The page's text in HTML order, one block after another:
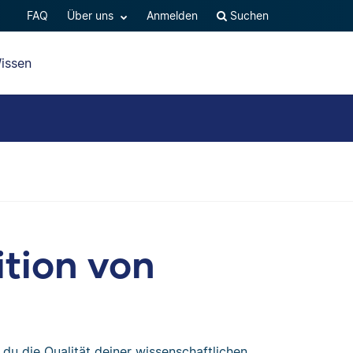
FAQ Über uns Anmelden Suchen
von